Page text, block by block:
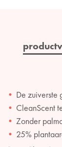
De zuiverste
CleanScent
Zonder
25%